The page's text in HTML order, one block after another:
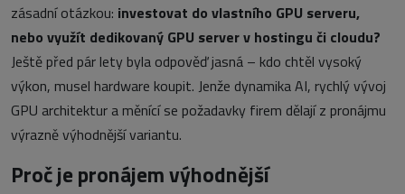
zásadní otázkou: investovat do vlastního GPU serveru,
nebo využít dedikovaný GPU server v hostingu či cloudu?
Ještě před pár lety byla odpověď jasná – kdo chtěl vysoký
výkon, musel hardware koupit. Jenže dynamika AI, rychlý vývoj
GPU architektur a měnící se požadavky firem dělají z pronájmu
výrazně výhodnější variantu.
Proč je pronájem výhodnější